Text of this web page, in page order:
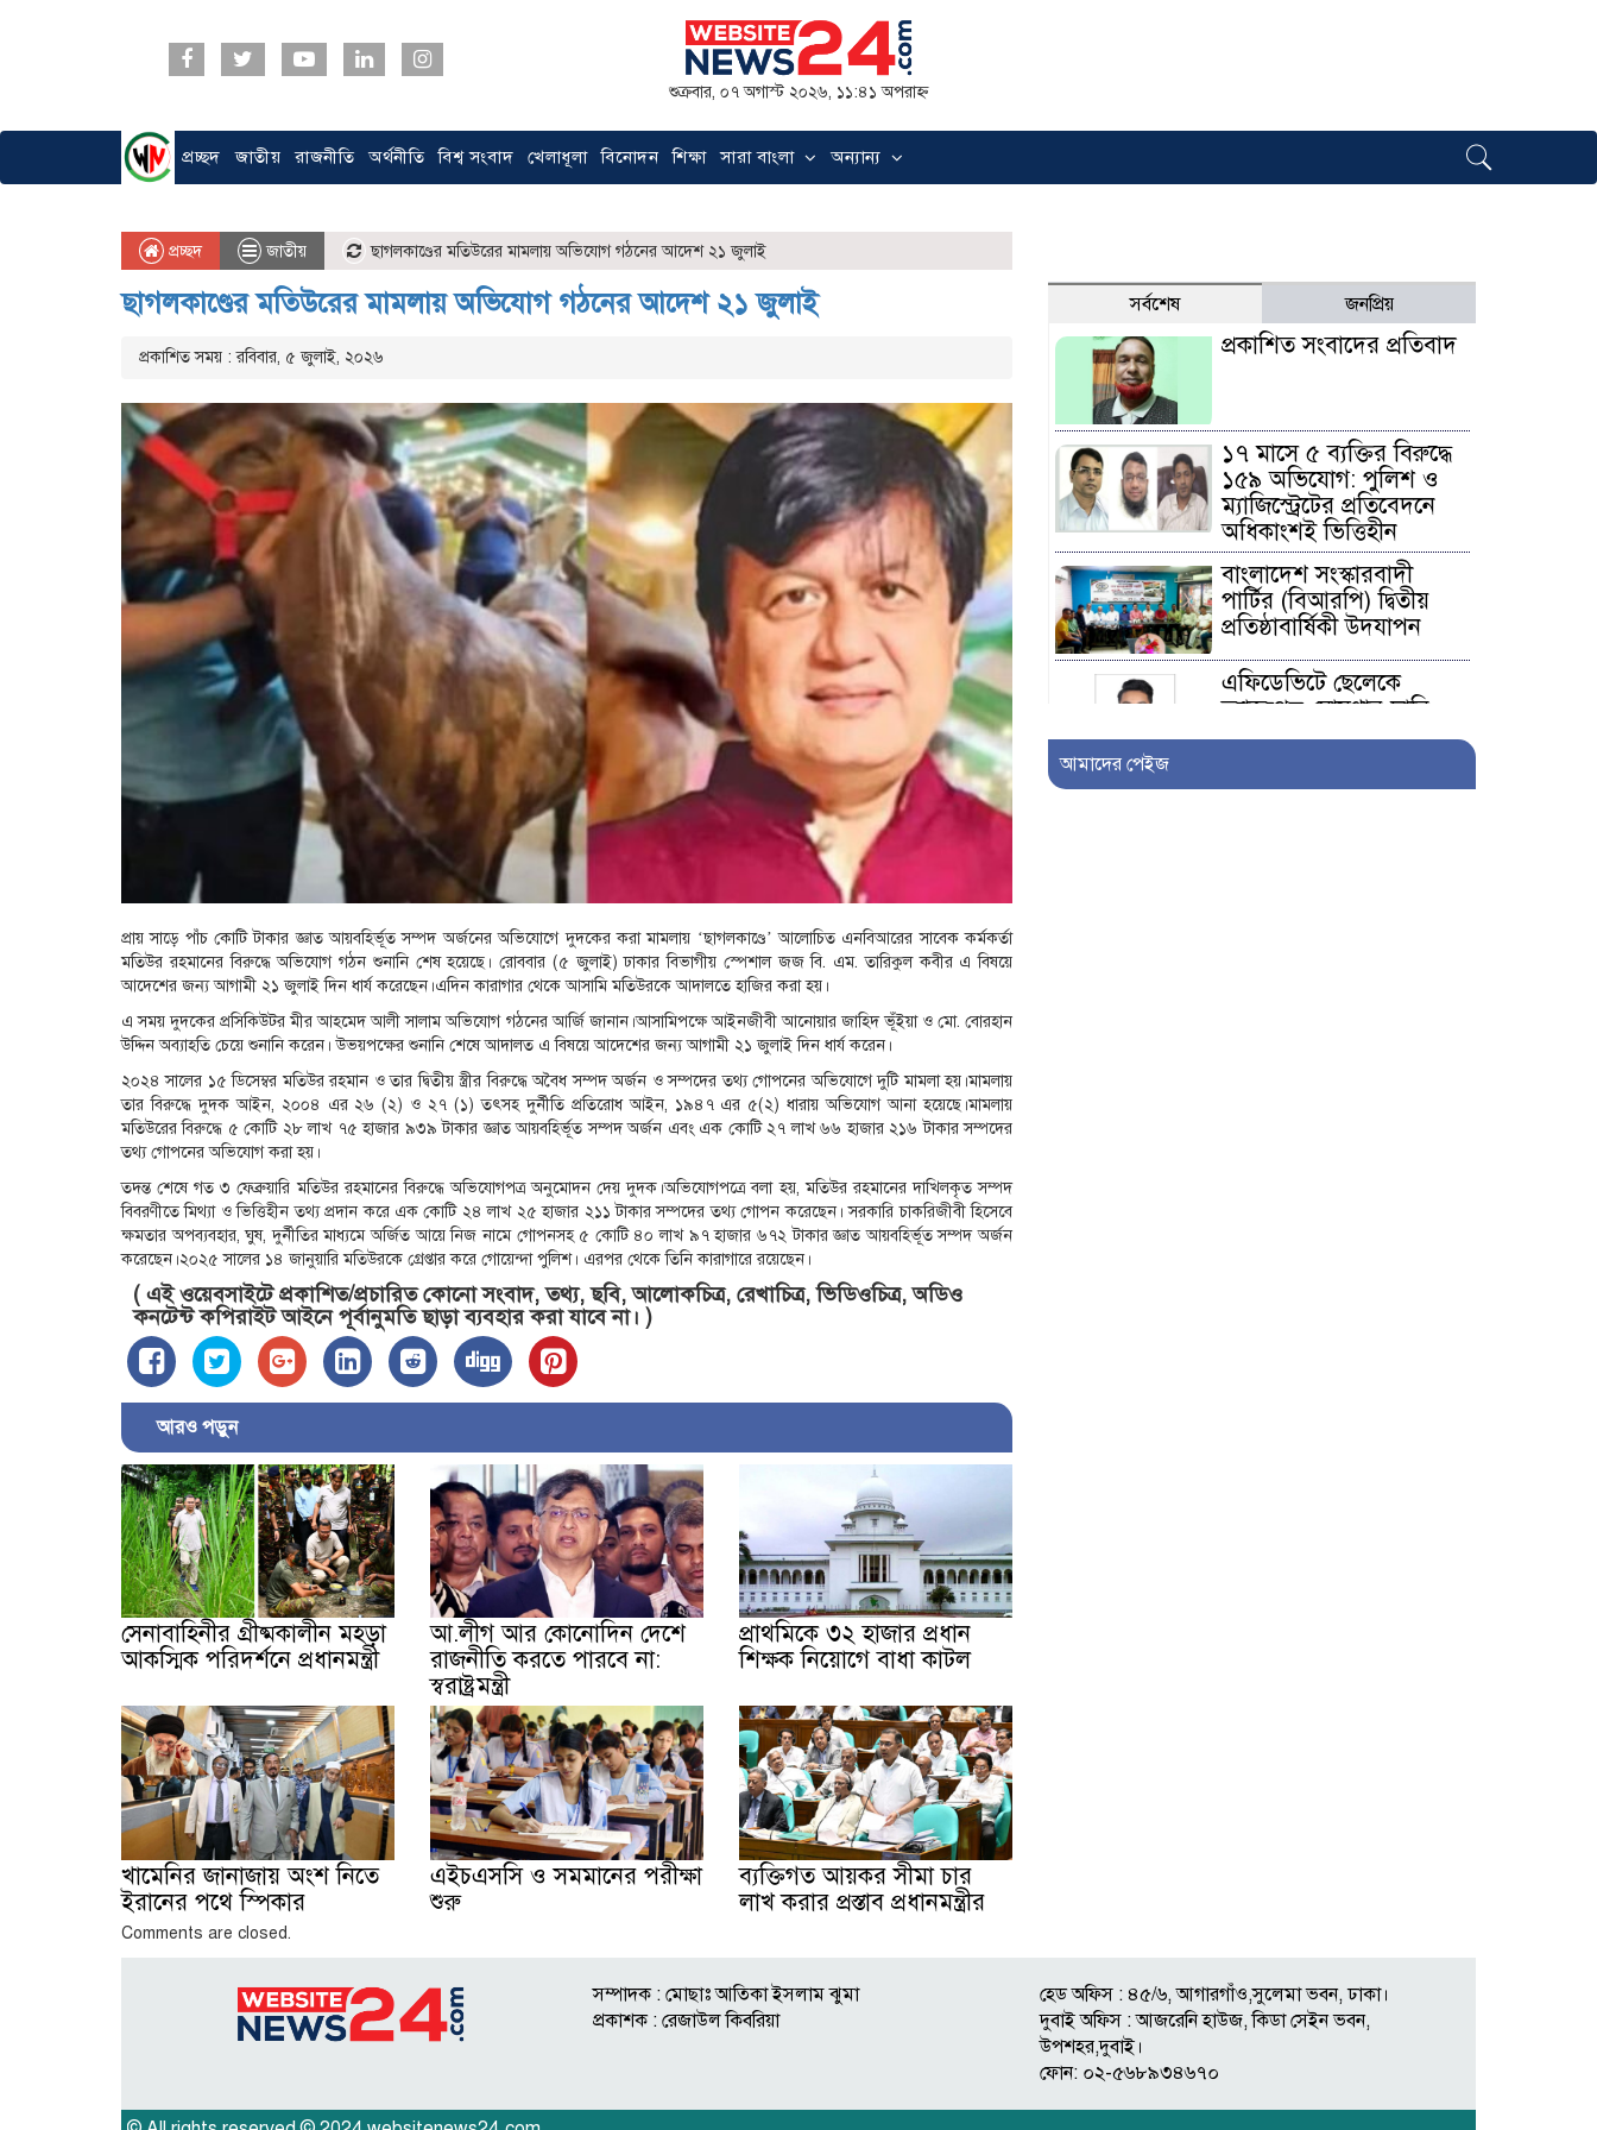
শুক্রবার, ০৭ অগাস্ট ২০২৬, ১১:৪১ অপরাহ্ন
প্রচ্ছদ জাতীয় রাজনীতি অর্থনীতি বিশ্ব সংবাদ খেলাধূলা বিনোদন শিক্ষা সারা বাংলা অন্যান্য
প্রচ্ছদ জাতীয় ছাগলকাণ্ডের মতিউরের মামলায় অভিযোগ গঠনের আদেশ ২১ জুলাই
ছাগলকাণ্ডের মতিউরের মামলায় অভিযোগ গঠনের আদেশ ২১ জুলাই
প্রকাশিত সময় : রবিবার, ৫ জুলাই, ২০২৬
প্রায় সাড়ে পাঁচ কোটি টাকার জ্ঞাত আয়বহির্ভূত সম্পদ অর্জনের অভিযোগে দুদকের করা মামলায় ‘ছাগলকাণ্ডে’ আলোচিত এনবিআরের সাবেক কর্মকর্তা
মতিউর রহমানের বিরুদ্ধে অভিযোগ গঠন শুনানি শেষ হয়েছে। রোববার (৫ জুলাই) ঢাকার বিভাগীয় স্পেশাল জজ বি. এম. তারিকুল কবীর এ বিষয়ে
আদেশের জন্য আগামী ২১ জুলাই দিন ধার্য করেছেন।এদিন কারাগার থেকে আসামি মতিউরকে আদালতে হাজির করা হয়।
এ সময় দুদকের প্রসিকিউটর মীর আহমেদ আলী সালাম অভিযোগ গঠনের আর্জি জানান।আসামিপক্ষে আইনজীবী আনোয়ার জাহিদ ভূঁইয়া ও মো. বোরহান
উদ্দিন অব্যাহতি চেয়ে শুনানি করেন। উভয়পক্ষের শুনানি শেষে আদালত এ বিষয়ে আদেশের জন্য আগামী ২১ জুলাই দিন ধার্য করেন।
২০২৪ সালের ১৫ ডিসেম্বর মতিউর রহমান ও তার দ্বিতীয় স্ত্রীর বিরুদ্ধে অবৈধ সম্পদ অর্জন ও সম্পদের তথ্য গোপনের অভিযোগে দুটি মামলা হয়।মামলায়
তার বিরুদ্ধে দুদক আইন, ২০০৪ এর ২৬ (২) ও ২৭ (১) তৎসহ দুর্নীতি প্রতিরোধ আইন, ১৯৪৭ এর ৫(২) ধারায় অভিযোগ আনা হয়েছে।মামলায়
মতিউরের বিরুদ্ধে ৫ কোটি ২৮ লাখ ৭৫ হাজার ৯৩৯ টাকার জ্ঞাত আয়বহির্ভূত সম্পদ অর্জন এবং এক কোটি ২৭ লাখ ৬৬ হাজার ২১৬ টাকার সম্পদের
তথ্য গোপনের অভিযোগ করা হয়।
তদন্ত শেষে গত ৩ ফেব্রুয়ারি মতিউর রহমানের বিরুদ্ধে অভিযোগপত্র অনুমোদন দেয় দুদক।অভিযোগপত্রে বলা হয়, মতিউর রহমানের দাখিলকৃত সম্পদ
বিবরণীতে মিথ্যা ও ভিত্তিহীন তথ্য প্রদান করে এক কোটি ২৪ লাখ ২৫ হাজার ২১১ টাকার সম্পদের তথ্য গোপন করেছেন। সরকারি চাকরিজীবী হিসেবে
ক্ষমতার অপব্যবহার, ঘুষ, দুর্নীতির মাধ্যমে অর্জিত আয়ে নিজ নামে গোপনসহ ৫ কোটি ৪০ লাখ ৯৭ হাজার ৬৭২ টাকার জ্ঞাত আয়বহির্ভূত সম্পদ অর্জন
করেছেন।২০২৫ সালের ১৪ জানুয়ারি মতিউরকে গ্রেপ্তার করে গোয়েন্দা পুলিশ। এরপর থেকে তিনি কারাগারে রয়েছেন।
( এই ওয়েবসাইটে প্রকাশিত/প্রচারিত কোনো সংবাদ, তথ্য, ছবি, আলোকচিত্র, রেখাচিত্র, ভিডিওচিত্র, অডিও
কনটেন্ট কপিরাইট আইনে পূর্বানুমতি ছাড়া ব্যবহার করা যাবে না। )
আরও পড়ুন
সেনাবাহিনীর গ্রীষ্মকালীন মহড়া
আকস্মিক পরিদর্শনে প্রধানমন্ত্রী
আ.লীগ আর কোনোদিন দেশে
রাজনীতি করতে পারবে না:
স্বরাষ্ট্রমন্ত্রী
প্রাথমিকে ৩২ হাজার প্রধান
শিক্ষক নিয়োগে বাধা কাটল
খামেনির জানাজায় অংশ নিতে
ইরানের পথে স্পিকার
এইচএসসি ও সমমানের পরীক্ষা
শুরু
ব্যক্তিগত আয়কর সীমা চার
লাখ করার প্রস্তাব প্রধানমন্ত্রীর
Comments are closed.
সর্বশেষ জনপ্রিয়
প্রকাশিত সংবাদের প্রতিবাদ
১৭ মাসে ৫ ব্যক্তির বিরুদ্ধে
১৫৯ অভিযোগ: পুলিশ ও
ম্যাজিস্ট্রেটের প্রতিবেদনে
অধিকাংশই ভিত্তিহীন
বাংলাদেশ সংস্কারবাদী
পার্টির (বিআরপি) দ্বিতীয়
প্রতিষ্ঠাবার্ষিকী উদযাপন
এফিডেভিটে ছেলেকে
ত্যাজ্যপুত্র ঘোষণার দাবি,
আলোচনায় খিলক্ষেতের
আমাদের পেইজ
সম্পাদক : মোছাঃ আতিকা ইসলাম ঝুমা
প্রকাশক : রেজাউল কিবরিয়া
হেড অফিস : ৪৫/৬, আগারগাঁও,সুলেমা ভবন, ঢাকা।
দুবাই অফিস : আজরেনি হাউজ, কিডা সেইন ভবন,
উপশহর,দুবাই।
ফোন: ০২-৫৬৮৯৩৪৬৭০